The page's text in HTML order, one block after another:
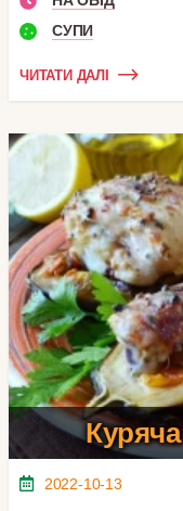
СУПИ
ЧИТАТИ ДАЛІ
2022-10-13